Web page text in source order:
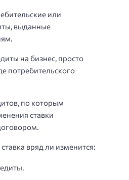
или
выданные
на бизнес, просто
потребительского
по которым
ставки
вряд ли изменится: